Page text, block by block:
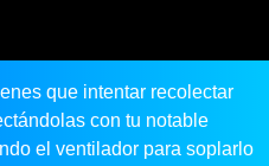
que intentar recolectar
con tu notable
el ventilador para soplarlo